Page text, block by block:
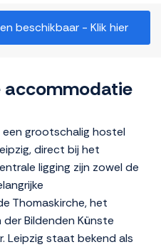
beschikbaar - Klik hier
accommodatie
grootschalig hostel
direct bij het
ligging zijn zowel de
Thomaskirche, het
Bildenden Künste
Leipzig staat bekend als